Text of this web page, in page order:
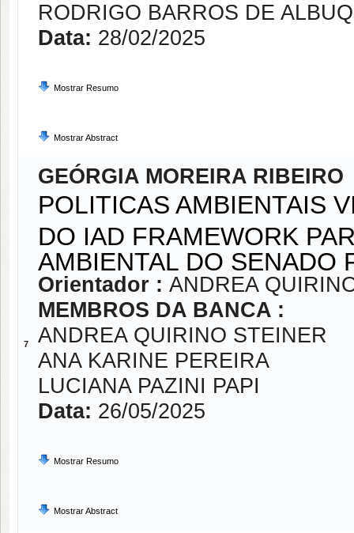
RODRIGO BARROS DE
Data: 28/02/2025
Mostrar Resumo
Mostrar Abstract
7
GEÓRGIA MOREIRA RIBEIRO
POLITICAS AMBIENTAIS
DO IAD FRAMEWORK
AMBIENTAL DO SENADO
Orientador : ANDREA
MEMBROS DA BANCA :
ANDREA QUIRINO STEINER
ANA KARINE PEREIRA
LUCIANA PAZINI PAPI
Data: 26/05/2025
Mostrar Resumo
Mostrar Abstract